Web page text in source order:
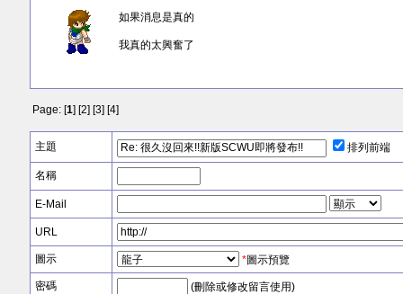
如果消息是真的
我真的太興奮了
Page: [1] [2] [3] [4]
主題 排列前端
名稱
E-Mail
URL
圖示 *圖示預覽
密碼 (刪除或修改留言使用)